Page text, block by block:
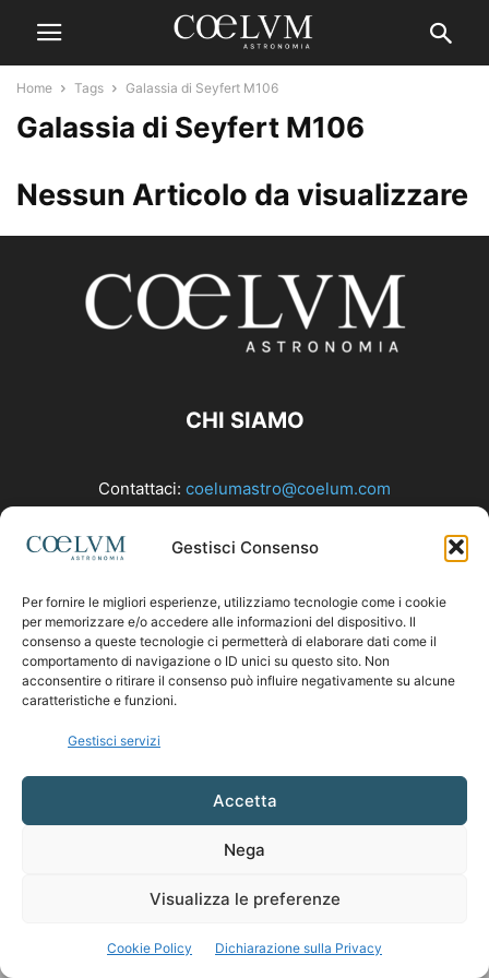
Gestisci Consenso
Per fornire le migliori esperienze, utilizziamo tecnologie come i cookie
per memorizzare e/o accedere alle informazioni del dispositivo. Il
consenso a queste tecnologie ci permetterà di elaborare dati come il
comportamento di navigazione o ID unici su questo sito. Non
acconsentire o ritirare il consenso può influire negativamente su alcune
caratteristiche e funzioni.
Gestisci servizi
Accetta
Nega
Visualizza le preferenze
Cookie Policy Dichiarazione sulla Privacy
Home Tags Galassia di Seyfert M106
Galassia di Seyfert M106
Nessun Articolo da visualizzare
CHI SIAMO
Contattaci: coelumastro@coelum.com
SEGUICI